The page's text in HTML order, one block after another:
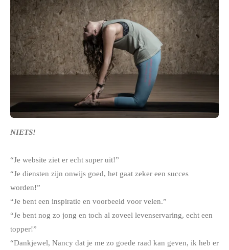
NIETS!
“Je website ziet er echt super uit!”
“Je diensten zijn onwijs goed, het gaat zeker een succes
worden!”
“Je bent een inspiratie en voorbeeld voor velen.”
“Je bent nog zo jong en toch al zoveel levenservaring, echt een
topper!”
“Dankjewel, Nancy dat je me zo goede raad kan geven, ik heb er